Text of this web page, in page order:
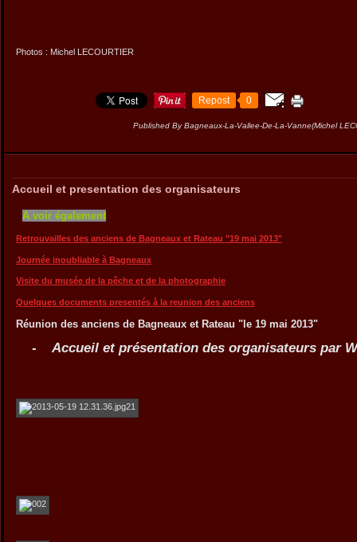
Photos : Michel LECOURTIER
Repost 0
Published By Bagneaux-La-Vallee-De-La-Vanne(Michel
Accueil et presentation des organisateurs
A voir également
Retrouvailles des anciens de Bagneaux et Rateau "19 mai 2013"
Journée inoubliable à Bagneaux
Visite du musée de la pêche et de la photographie
Quelques documents presentés à la reunion des anciens
Réunion des anciens de Bagneaux et Rateau "le 19 mai 2013"
- Accueil et présentation des organisateurs par